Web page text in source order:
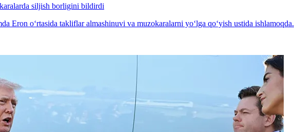
siljish borligini bildirdi
Eron o‘rtasida takliflar almashinuvi va muzokaralarni yo‘lga qo‘yish ustida ishlamoqda.